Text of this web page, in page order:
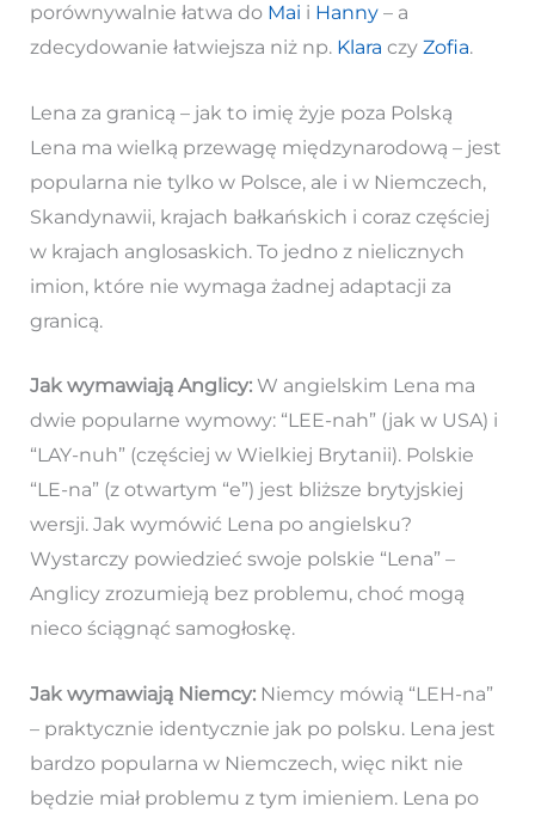
porównywalnie łatwa do Mai i Hanny– a
zdecydowanie łatwiejsza niż np. Klara czy Zofia.
Lena za granicą – jak to imię żyje poza Polską
Lena ma wielką przewagę międzynarodową – jest
popularna nie tylko w Polsce, ale i w Niemczech,
Skandynawii, krajach bałkańskich i coraz częściej
w krajach anglosaskich. To jedno z nielicznych
imion, które nie wymaga żadnej adaptacji za
granicą.
Jak wymawiają Anglicy:W angielskim Lena ma
dwie popularne wymowy: “LEE-nah” (jak w USA) i
“LAY-nuh” (częściej w Wielkiej Brytanii). Polskie
“LE-na” (z otwartym “e”) jest bliższe brytyjskiej
wersji. Jak wymówić Lena po angielsku?
Wystarczy powiedzieć swoje polskie “Lena” –
Anglicy zrozumieją bez problemu, choć mogą
nieco ściągnąć samogłoskę.
Jak wymawiają Niemcy:Niemcy mówią “LEH-na”
– praktycznie identycznie jak po polsku. Lena jest
bardzo popularna w Niemczech, więc nikt nie
będzie miał problemu z tym imieniem. Lena po